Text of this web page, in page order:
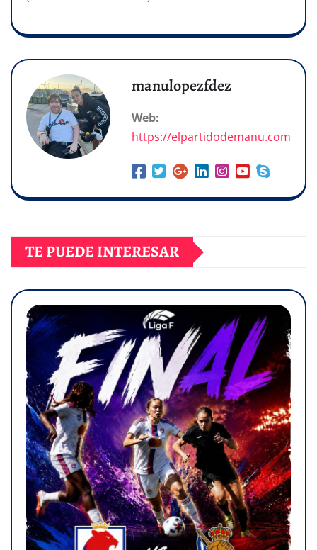
manulopezfdez
Web:
https://elpartidodemanu.com
TE PUEDE INTERESAR